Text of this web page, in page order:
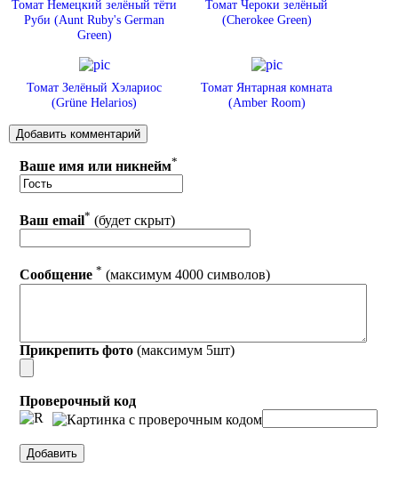
Томат Немецкий зелёный тёти
Руби (Aunt Ruby's German
Green)
Томат Чероки зелёный
(Cherokee Green)
Томат Зелёный Хэлариос
(Grüne Hеlarios)
Томат Янтарная комната
(Amber Room)
Ваше имя или никнейм*
Ваш email* (будет скрыт)
Сообщение * (максимум 4000 символов)
Прикрепить фото (максимум 5шт)
Проверочный код